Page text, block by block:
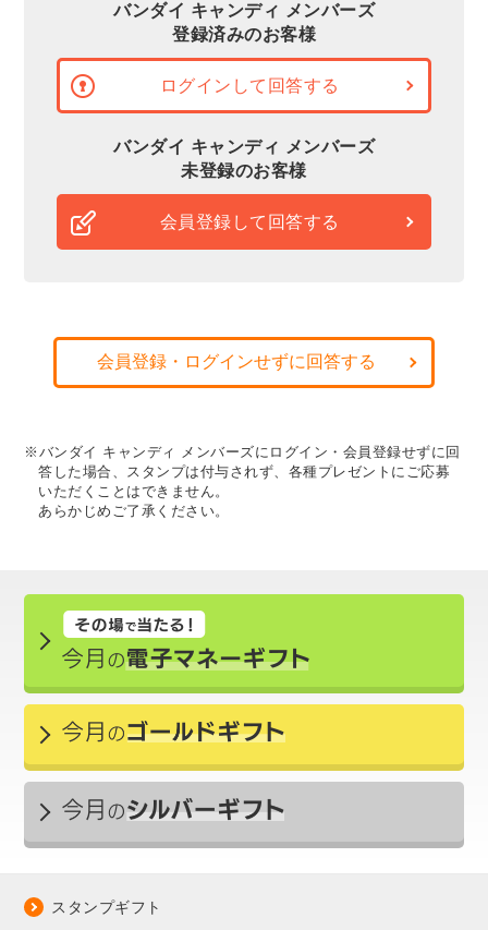
バンダイ キャンディ メンバーズ
登録済みのお客様
ログインして回答する
バンダイ キャンディ メンバーズ
未登録のお客様
会員登録して回答する
会員登録・ログインせずに回答する
※バンダイ キャンディ メンバーズにログイン・会員登録せずに回
答した場合、スタンプは付与されず、各種プレゼントにご応募
いただくことはできません。
あらかじめご了承ください。
スタンプギフト